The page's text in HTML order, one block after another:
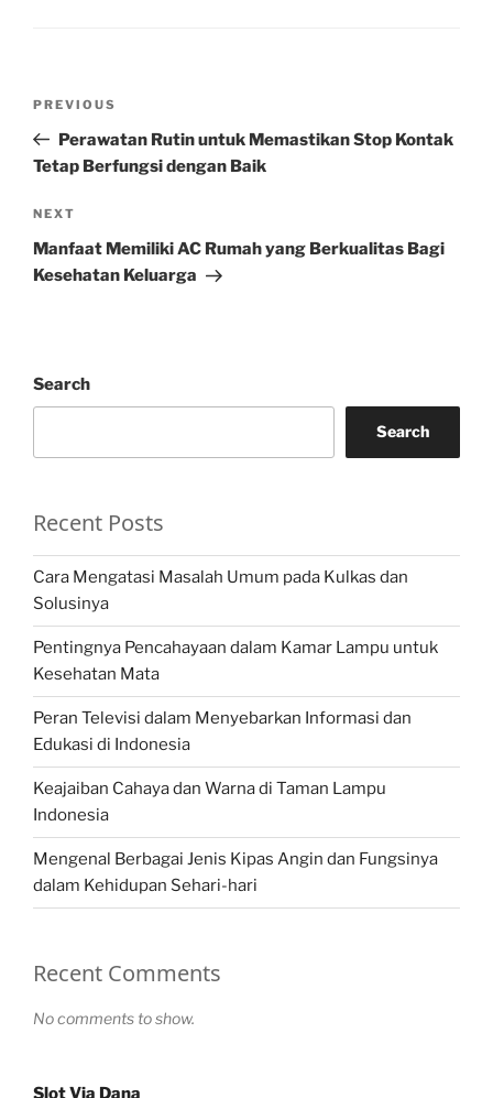
Previous
Post
PREVIOUS
Perawatan Rutin untuk Memastikan Stop Kontak
Tetap Berfungsi dengan Baik
Next
Post
NEXT
Manfaat Memiliki AC Rumah yang Berkualitas Bagi
Kesehatan Keluarga
Search
Search
Recent Posts
Cara Mengatasi Masalah Umum pada Kulkas dan
Solusinya
Pentingnya Pencahayaan dalam Kamar Lampu untuk
Kesehatan Mata
Peran Televisi dalam Menyebarkan Informasi dan
Edukasi di Indonesia
Keajaiban Cahaya dan Warna di Taman Lampu
Indonesia
Mengenal Berbagai Jenis Kipas Angin dan Fungsinya
dalam Kehidupan Sehari-hari
Recent Comments
No comments to show.
Slot Via Dana